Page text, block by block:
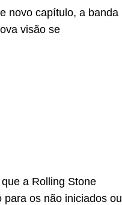
novo capítulo, a banda
visão se
a Rolling Stone
para os não iniciados ou